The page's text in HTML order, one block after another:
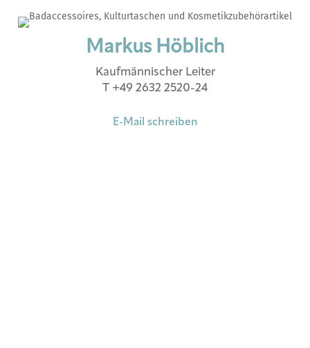
Markus Höblich
Kaufmännischer Leiter
T +49 2632 2520-24
E-Mail schreiben